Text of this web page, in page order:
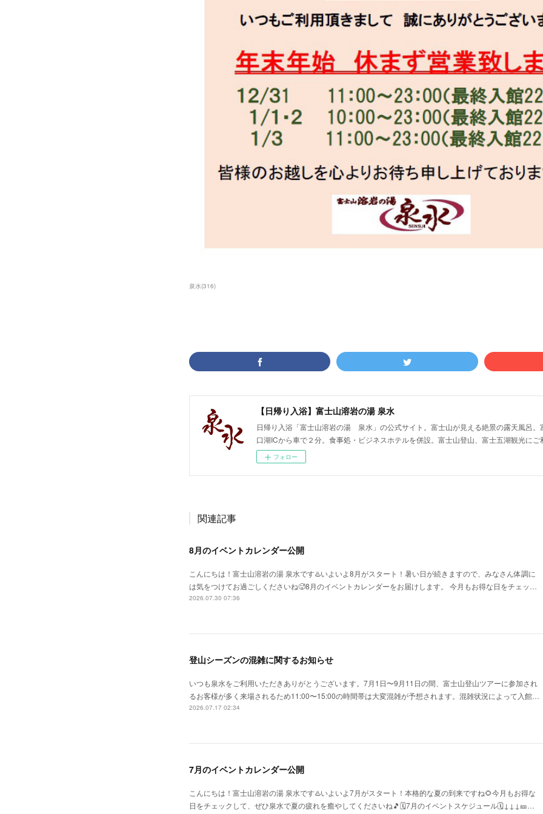
泉水(316)
【日帰り入浴】富士山溶岩の湯 泉水
日帰り入浴「富士山溶岩の湯 泉水」の公式サイト。富士山が見える絶景の露天風呂。
口湖ICから車で２分。食事処・ビジネスホテルを併設。富士山登山、富士五湖観光にご
フォロー
関連記事
8月のイベントカレンダー公開
こんにちは！富士山溶岩の湯 泉水です♨️いよいよ8月がスタート！暑い日が続きますので、みなさん体調に
は気をつけてお過ごしくださいね🥵8月のイベントカレンダーをお届けします。 今月もお得な日をチェッ…
2026.07.30 07:36
登山シーズンの混雑に関するお知らせ
いつも泉水をご利用いただきありがとうございます。7月1日〜9月11日の間、富士山登山ツアーに参加され
るお客様が多く来場されるため11:00〜15:00の時間帯は大変混雑が予想されます。混雑状況によって入館…
2026.07.17 02:34
7月のイベントカレンダー公開
こんにちは！富士山溶岩の湯 泉水です♨️いよいよ7月がスタート！本格的な夏の到来ですね🌻今月もお得な
日をチェックして、ぜひ泉水で夏の疲れを癒やしてくださいね🎵🗓️7月のイベントスケジュール🗓️↓↓↓🎫…